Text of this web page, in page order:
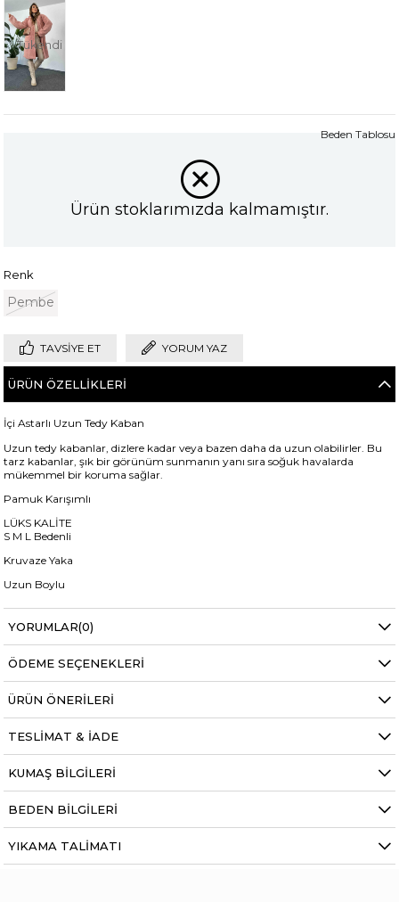
Tükendi
Ürün stoklarımızda kalmamıştır.
Renk
Pembe
Beden Tablosu
TAVSIYE ET YORUM YAZ
ÜRÜN ÖZELLIKLERI
İçi Astarlı Uzun Tedy Kaban
Uzun tedy kabanlar, dizlere kadar veya bazen daha da uzun olabilirler. Bu
tarz kabanlar, şık bir görünüm sunmanın yanı sıra soğuk havalarda
mükemmel bir koruma sağlar.
Pamuk Karışımlı
LÜKS KALİTE
S M L Bedenli
Kruvaze Yaka
Uzun Boylu
Kaban Boy:100cm
+
Manken ölçüleri ise;
Mankenimiz S beden giymiştir
Göğüs 83 cm
Bel 66 cm
Baldır 54 cm
Boy 1.73 cm
Kilo 53 kg dir.
Bel
YORUMLAR(0)
ÖDEME SEÇENEKLERI
ÜRÜN ÖNERILERI
TESLIMAT & İADE
KUMAŞ BILGILERI
BEDEN BILGILERI
YIKAMA TALIMATI